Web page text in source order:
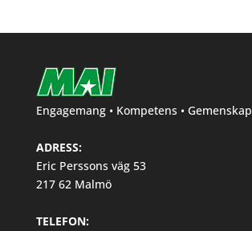
Engagemang • Kompetens • Gemenskap
ADRESS:
Eric Perssons väg 53
217 62 Malmö
TELEFON: